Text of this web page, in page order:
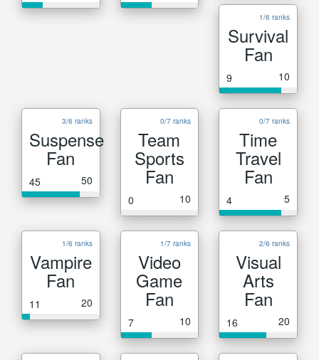
1/6 ranks
Survival
Fan
9 10
3/6 ranks
Suspense
Fan
45 50
0/7 ranks
Team
Sports
Fan
0 10
0/7 ranks
Time
Travel
Fan
4 5
1/6 ranks
Vampire
Fan
11 20
1/7 ranks
Video
Game
Fan
7 10
2/6 ranks
Visual
Arts
Fan
16 20